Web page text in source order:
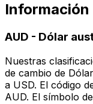
Información
AUD - Dólar
Nuestras
de cambio de
a USD. El código
AUD. El símbolo